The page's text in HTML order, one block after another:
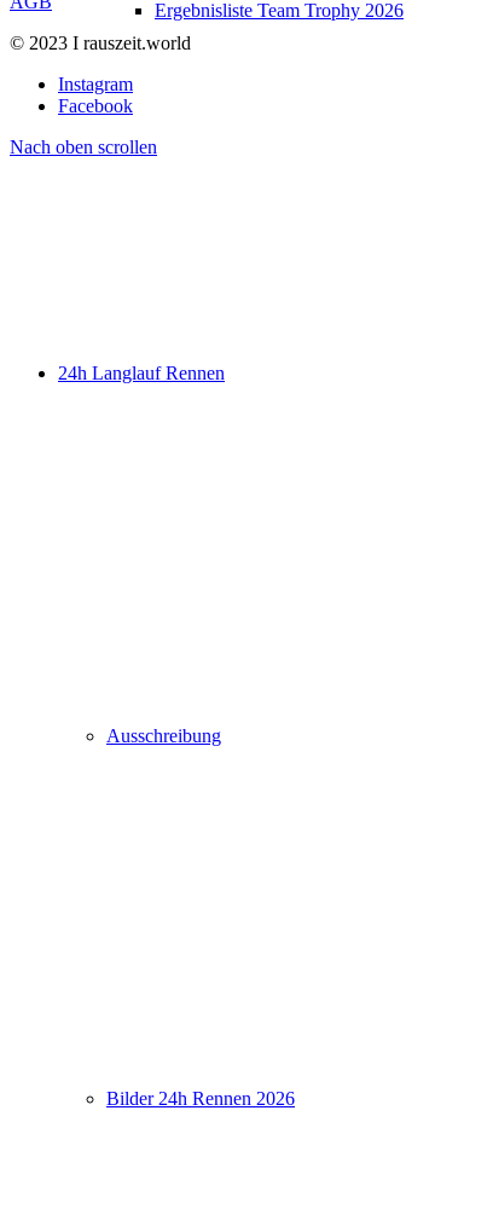
Ergebnisliste Team Trophy 2026
24h Langlauf Rennen
Ausschreibung
Bilder 24h Rennen 2026
© 2023 I rauszeit.world
Instagram
Facebook
Nach oben scrollen